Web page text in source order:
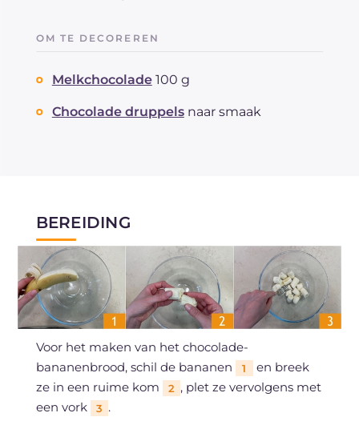
OM TE DECOREREN
Melkchocolade 100 g
Chocolade druppels naar smaak
BEREIDING
Voor het maken van het chocolade-
bananenbrood, schil de bananen
1
en breek
ze in een ruime kom
2 , plet ze vervolgens met
een vork
3 .